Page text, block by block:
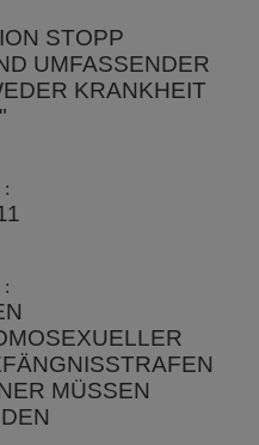
STOPP
UMFASSENDER
KRANKHEIT
:
:
MÜSSEN